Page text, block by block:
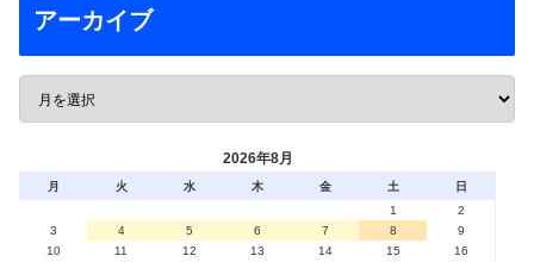
アーカイブ
2026年8月
月 火 水 木 金 土
日
1
2
3
4 5 6 7 8
9
10
11 12 13 14 15
16